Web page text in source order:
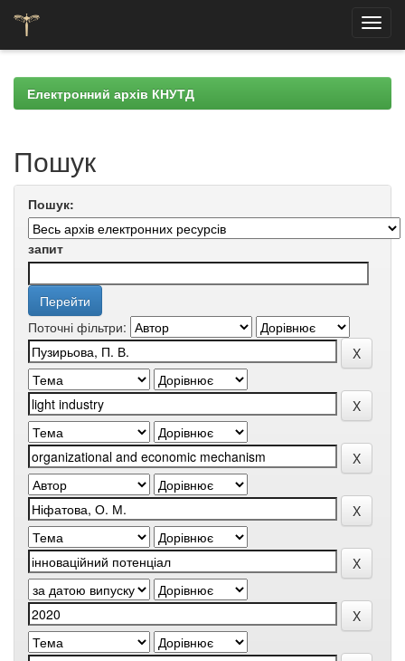
navigationЕлектронний архів КНУТД
Пошук
Пошук:
запит
Поточні фільтри: